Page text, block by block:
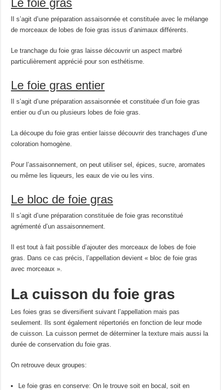
Il s’agit d’une préparation assaisonnée et constituée avec le mélange
de morceaux de lobes de foie gras issus d’animaux différents.
Le tranchage du foie gras laisse découvrir un aspect marbré
particulièrement apprécié pour son esthétisme.
Le foie gras entier
Il s’agit d’une préparation assaisonnée et constituée d’un foie gras
entier ou d’un ou plusieurs lobes de foie gras.
La découpe du foie gras entier laisse découvrir des tranchages d’une
coloration homogène.
Pour l’assaisonnement, on peut utiliser sel, épices, sucre, aromates
ou même les liqueurs, les eaux de vie ou les vins.
Le bloc de foie gras
Il s’agit d’une préparation constituée de foie gras reconstitué
agrémenté d’un assaisonnement.
Il est tout à fait possible d’ajouter des morceaux de lobes de foie
gras. Dans ce cas précis, l’appellation devient « bloc de foie gras
avec morceaux ».
La cuisson du foie gras
Les foies gras se diversifient suivant l’appellation mais pas
seulement. Ils sont également répertoriés en fonction de leur mode
de cuisson. La cuisson permet de déterminer la texture mais aussi la
durée de conservation du foie gras.
On retrouve deux groupes:
Le foie gras en conserve: On le trouve soit en bocal, soit en